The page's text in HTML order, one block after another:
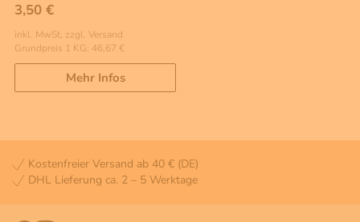
3,50 €
inkl. MwSt, zzgl. Versand
Grundpreis 1 KG: 46,67 €
Mehr Infos
Kostenfreier Versand ab 40 € (DE)
DHL Lieferung ca. 2 – 5 Werktage